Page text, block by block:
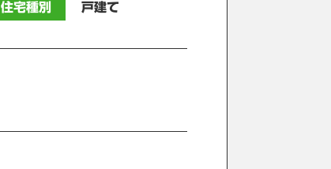
住宅種別 戸建て